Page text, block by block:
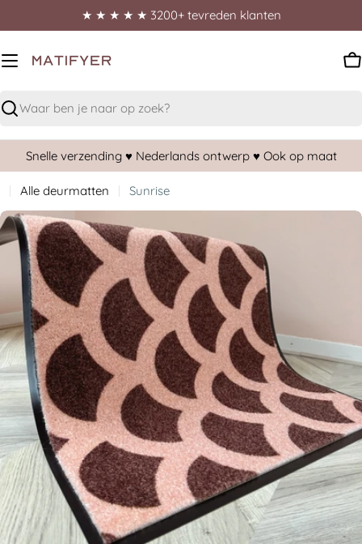
★ ★ ★ ★ ★ 3200+ tevreden klanten
Zoeken
Snelle verzending ♥︎ Nederlands ontwerp ♥︎ Ook op maat
Alle deurmatten Sunrise